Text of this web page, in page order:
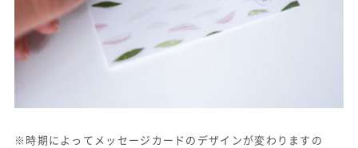
※時期によってメッセージカードのデザインが変わりますの